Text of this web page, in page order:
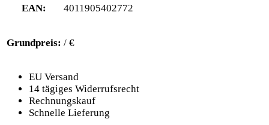
EAN: 4011905402772
Grundpreis: / €
EU Versand
14 tägiges Widerrufsrecht
Rechnungskauf
Schnelle Lieferung